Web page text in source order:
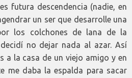
futura descendencia (nadie, en
un ser que desarrolle una
los colchones de lana de la
no dejar nada al azar. Así
a la casa de un viejo amigo y en
me daba la espalda para sacar